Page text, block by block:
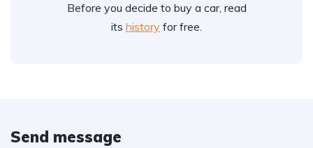
Before you decide to buy a car, read
its history for free.
Send message